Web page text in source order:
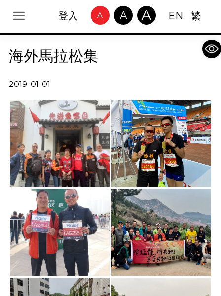
登入 A A A EN 繁
海外馬拉松集
2019-01-01